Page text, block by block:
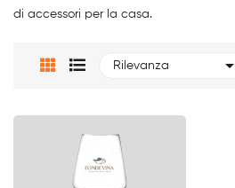
di accessori per la casa.
Rilevanza 